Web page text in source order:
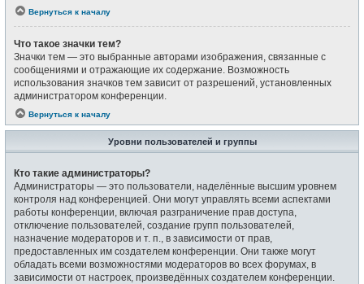
Вернуться к началу
Что такое значки тем?
Значки тем — это выбранные авторами изображения, связанные с
сообщениями и отражающие их содержание. Возможность
использования значков тем зависит от разрешений, установленных
администратором конференции.
Вернуться к началу
Уровни пользователей и группы
Кто такие администраторы?
Администраторы — это пользователи, наделённые высшим уровнем
контроля над конференцией. Они могут управлять всеми аспектами
работы конференции, включая разграничение прав доступа,
отключение пользователей, создание групп пользователей,
назначение модераторов и т. п., в зависимости от прав,
предоставленных им создателем конференции. Они также могут
обладать всеми возможностями модераторов во всех форумах, в
зависимости от настроек, произведённых создателем конференции.